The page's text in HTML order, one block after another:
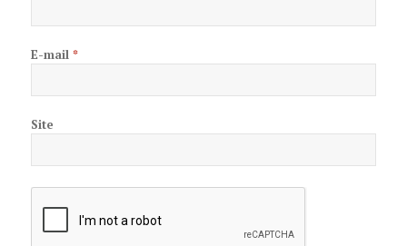
E-mail*
Site